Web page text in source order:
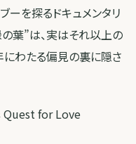
ーを探るドキュメンタリ
葉”は、実はそれ以上の
わたる偏見の裏に隠さ
for Love